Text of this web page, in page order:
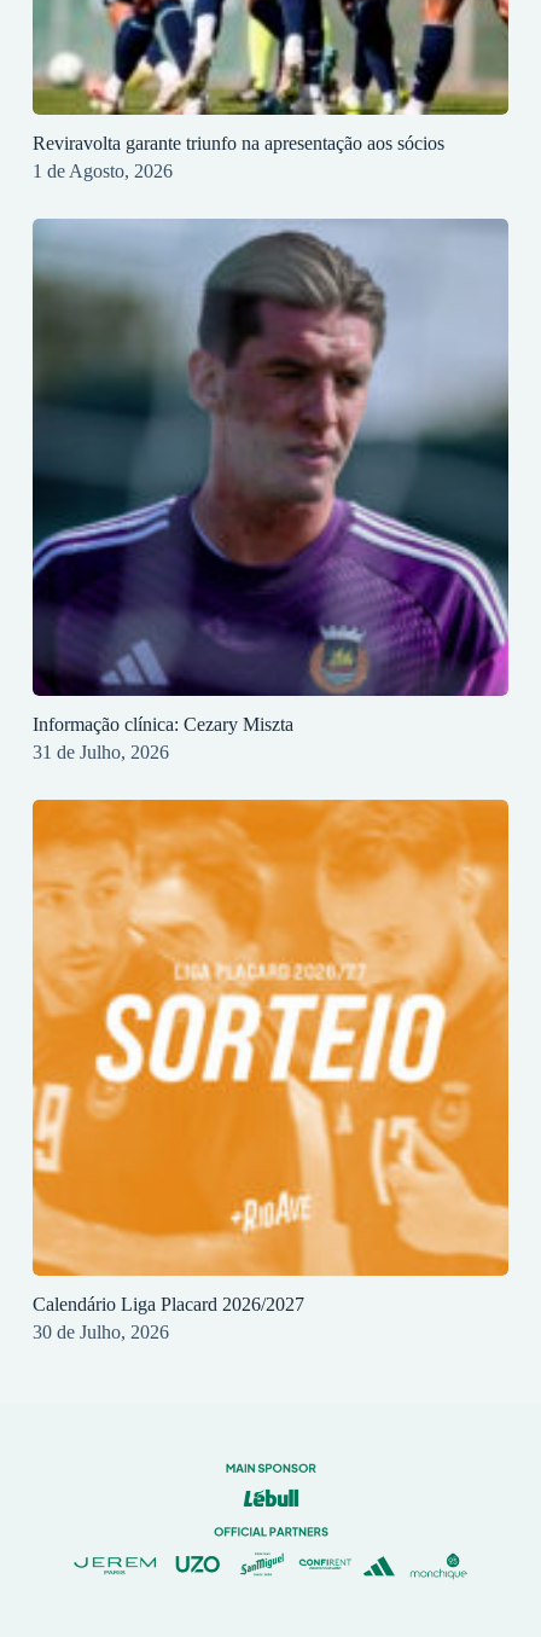
Reviravolta garante triunfo na apresentação aos sócios
1 de Agosto, 2026
Informação clínica: Cezary Miszta
31 de Julho, 2026
Calendário Liga Placard 2026/2027
30 de Julho, 2026